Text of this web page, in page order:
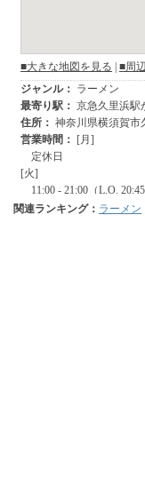
関連ランキング： ラーメン